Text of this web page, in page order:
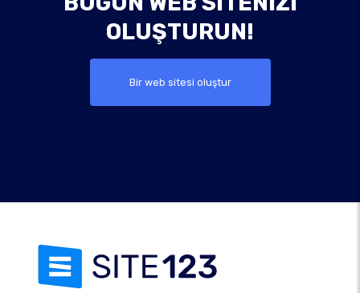
OLUŞTURUN!
Bir web sitesi oluştur